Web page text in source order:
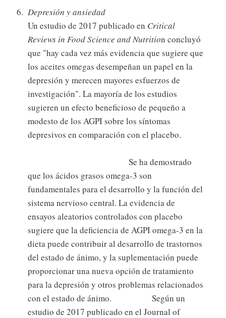
Depresión y ansiedad
Un estudio de 2017 publicado en Critical
Reviews in Food Science and Nutrition concluyó
que "hay cada vez más evidencia que sugiere que
los aceites omegas desempeñan un papel en la
depresión y merecen mayores esfuerzos de
investigación". La mayoría de los estudios
sugieren un efecto beneficioso de pequeño a
modesto de los AGPI sobre los síntomas
depresivos en comparación con el placebo.
Se ha demostrado
que los ácidos grasos omega-3 son
fundamentales para el desarrollo y la función del
sistema nervioso central. La evidencia de
ensayos aleatorios controlados con placebo
sugiere que la deficiencia de AGPI omega-3 en la
dieta puede contribuir al desarrollo de trastornos
del estado de ánimo, y la suplementación puede
proporcionar una nueva opción de tratamiento
para la depresión y otros problemas relacionados
con el estado de ánimo. Según un
estudio de 2017 publicado en el Journal of